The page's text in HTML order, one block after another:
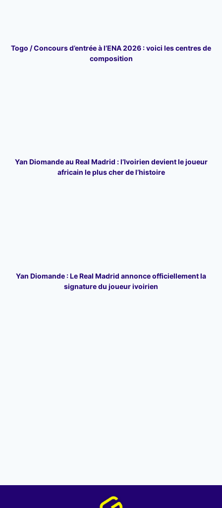
Togo / Concours d’entrée à l’ENA 2026 : voici les centres de
composition
Yan Diomande au Real Madrid : l’Ivoirien devient le joueur
africain le plus cher de l’histoire
Yan Diomande : Le Real Madrid annonce officiellement la
signature du joueur ivoirien